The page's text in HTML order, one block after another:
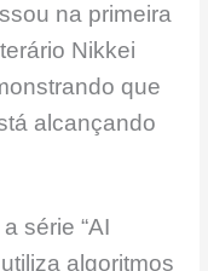
na primeira
Nikkei
que
alcançando
série “AI
algoritmos